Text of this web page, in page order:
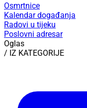
Osmrtnice
Kalendar događanja
Radovi u tijeku
Poslovni adresar
Oglas
/ IZ KATEGORIJE